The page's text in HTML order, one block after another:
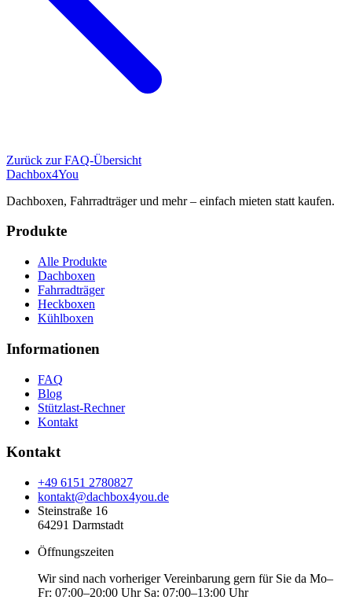
Zurück zur FAQ-Übersicht
Dachbox4You
Dachboxen, Fahrradträger und mehr – einfach mieten statt kaufen.
Produkte
Alle Produkte
Dachboxen
Fahrradträger
Heckboxen
Kühlboxen
Informationen
FAQ
Blog
Stützlast-Rechner
Kontakt
Kontakt
+49 6151 2780827
kontakt@dachbox4you.de
Steinstraße 16
64291 Darmstadt
Öffnungszeiten
Wir sind nach vorheriger Vereinbarung gern für Sie da Mo–
Fr: 07:00–20:00 Uhr Sa: 07:00–13:00 Uhr